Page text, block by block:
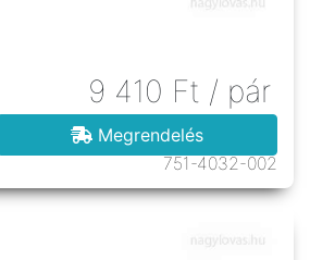
9 410 Ft / pár
Megrendelés
751-4032-002